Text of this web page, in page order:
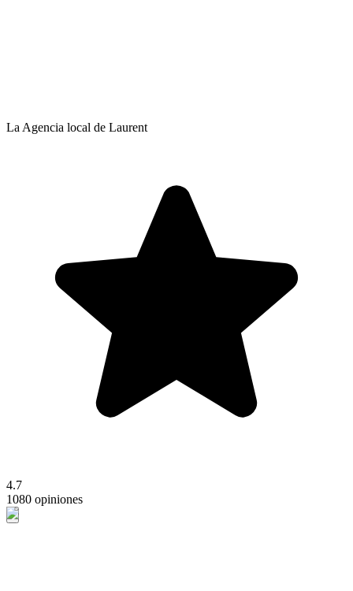
La Agencia local de Laurent
4.7
1080 opiniones